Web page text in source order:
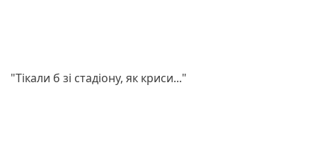
"Тікали б зі стадіону, як криси..."